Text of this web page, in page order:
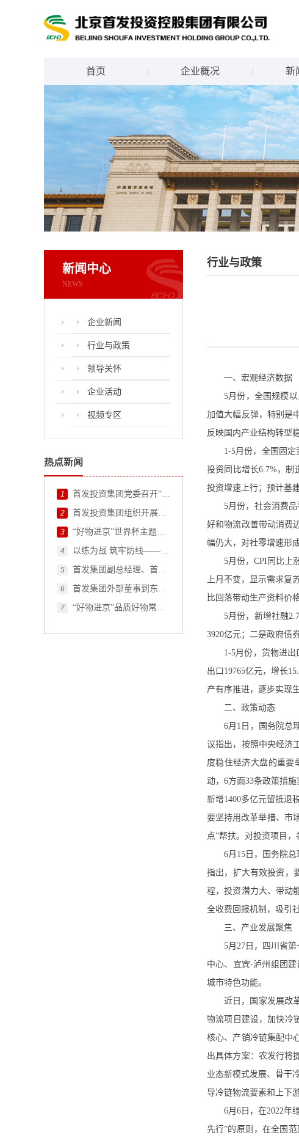
首页 企业概况 新
新闻中心
NEWS
企业新闻
行业与政策
领导关怀
企业活动
视频专区
热点新闻
1 首发投资集团党委召开“两优一先”表彰大会
2 首发投资集团组织开展2026年度外部董事调研
3 “好物进京”世界杯主题活动火热进行！
4 以练为战 筑牢防线——首发投资集团开展2026年度防汛应急演练
5 首发集团副总经理、首发投资集团党委书记、董事长杨立带队到千方集团交流座谈
6 首发集团外部董事到东南智慧物流港项目调研指导
7 “好物进京”品质好物常驻首发大厦！
行业与政策
一、宏观经济数据
5月份，全国规模
加值大幅反弹，特别是
反映国内产业结构转型
1-5月份，全国固
投资同比增长6.7%，制
投资增速上行；预计基
5月份，社会消费
好和物流改善带动消费
幅仍大，对社零增速形
5月份，CPI同比上
上月不变，显示需求复
比回落带动生产资料价
5月份，新增社融
3920亿元；二是政府债
1-5月份，货物进出
出口19765亿元，增长
产有序推进，逐步实现
二、政策动态
6月1日，国务院总
议指出，按照中央经济
度稳住经济大盘的重要
动，6方面33条政策措
新增1400多亿元留抵退
要坚持用改革举措、市
点”帮扶。对投资项目
6月15日，国务院
指出，扩大有效投资，
程，投资潜力大、带动
全收费回报机制，吸引
三、产业发展聚焦
5月27日，四川省
中心、宜宾-泸州组团
城市特色功能。
近日，国家发展改
物流项目建设，加快冷
核心、产销冷链集配中
出具体方案：农发行将
业态新模式发展、骨干
导冷链物流要素和上下
6月6日，在2022年
先行”的原则，在全国